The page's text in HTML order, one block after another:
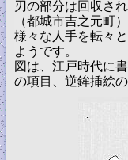
刃の部分は回収さ
（都城市吉之元町
様々な人手を転々
ようです。
図は、江戸時代に
の項目、逆鉾挿絵の